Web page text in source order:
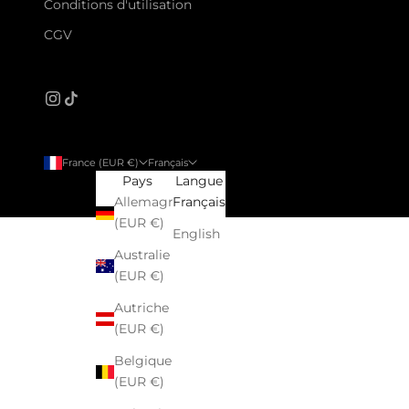
Conditions d'utilisation
CGV
France (EUR €)
Pays
Allemagne
(EUR €)
Australie
(EUR €)
Autriche
(EUR €)
Belgique
(EUR €)
Français
Langue
Français
English